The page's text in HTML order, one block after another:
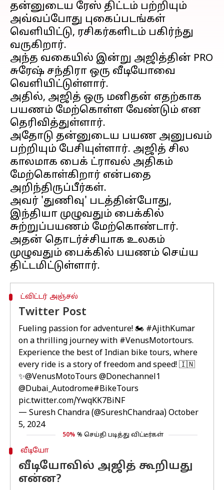
தன்னுடைய ரேஸ் திட்டம் பற்றியும்
அவ்வப்போது புகைப்படங்கள்
வெளியிட்டு, ரசிகர்களிடம் பகிர்ந்து
வருகிறார்.
அந்த வகையில் இன்று அஜித்தின் PRO
சுரேஷ் சந்திரா ஒரு வீடியோவை
வெளியிட்டுள்ளார்.
அதில், அஜித் ஒரு மனிதன் எதற்காக
பயணம் மேற்கொள்ள வேண்டும் என
தெரிவித்துள்ளார்.
அதோடு தன்னுடைய பயண அனுபவம்
பற்றியும் பேசியுள்ளார். அஜித் சில
காலமாக பைக் ட்ராவல் அதிகம்
மேற்கொள்கிறார் என்பதை
அறிந்திருப்பீர்கள்.
அவர் 'துணிவு' படத்தின்போது,
இந்தியா முழுவதும் பைக்கில்
சுற்றுப்பயணம் மேற்கொண்டார்.
அதன் தொடர்ச்சியாக உலகம்
முழுவதும் பைக்கில் பயணம் செய்ய
ட்விட்டர் அஞ்சல்
Twitter Post
Fueling passion for adventure! 🏍️ #AjithKumar
on a thrilling journey with #VenusMotortours.
Experience the best of Indian bike tours, where
every ride is a story of freedom and speed! 🇮🇳
✨@VenusMotoTours @Donechannel1
@Dubai_Autodrome#BikeTours
pic.twitter.com/YwqKK7BiNF
— Suresh Chandra (@SureshChandraa) October
5, 2024
50% % செய்தி படித்து விட்டீர்கள்
வீடியோ
வீடியோவில் அஜித் கூறியது
என்ன?